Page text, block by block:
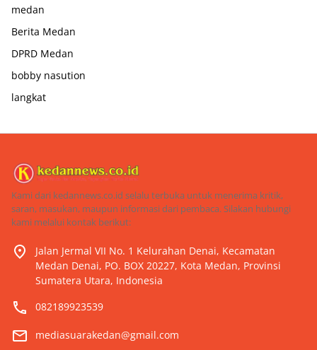
medan
Berita Medan
DPRD Medan
bobby nasution
langkat
Kami dari kedannews.co.id selalu terbuka untuk menerima kritik,
saran, masukan, maupun informasi dari pembaca. Silakan hubungi
kami melalui kontak berikut:
Jalan Jermal VII No. 1 Kelurahan Denai, Kecamatan
Medan Denai, PO. BOX 20227, Kota Medan, Provinsi
Sumatera Utara, Indonesia
082189923539
mediasuarakedan@gmail.com